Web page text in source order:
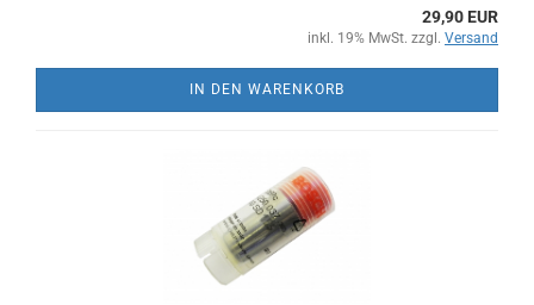
29,90 EUR
inkl. 19% MwSt. zzgl. Versand
IN DEN WARENKORB